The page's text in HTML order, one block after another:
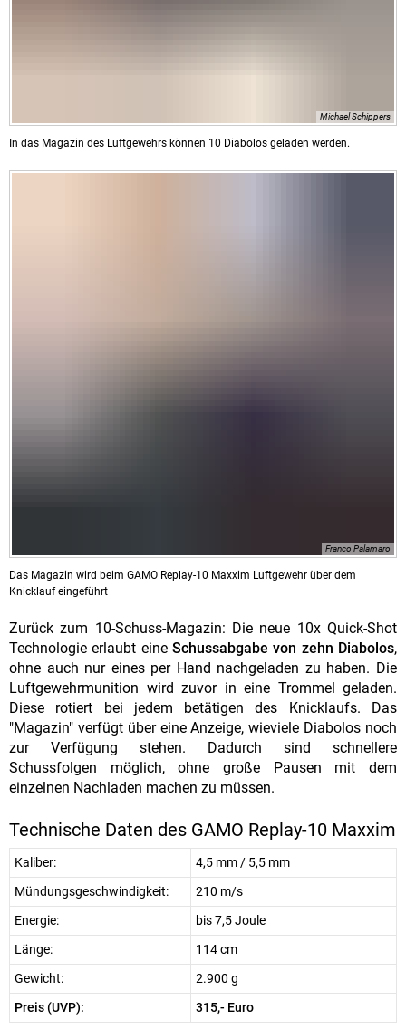
Michael Schippers
In das Magazin des Luftgewehrs können 10 Diabolos geladen werden.
Franco Palamaro
Das Magazin wird beim GAMO Replay-10 Maxxim Luftgewehr über dem
Knicklauf eingeführt
Zurück zum 10-Schuss-Magazin: Die neue 10x Quick-Shot
Technologie erlaubt eine Schussabgabe von zehn Diabolos,
ohne auch nur eines per Hand nachgeladen zu haben. Die
Luftgewehrmunition wird zuvor in eine Trommel geladen.
Diese rotiert bei jedem betätigen des Knicklaufs. Das
"Magazin" verfügt über eine Anzeige, wieviele Diabolos noch
zur Verfügung stehen. Dadurch sind schnellere
Schussfolgen möglich, ohne große Pausen mit dem
einzelnen Nachladen machen zu müssen.
Technische Daten des GAMO Replay-10 Maxxim
Kaliber:
4,5 mm / 5,5 mm
Mündungsgeschwindigkeit:
210 m/s
Energie:
bis 7,5 Joule
Länge:
114 cm
Gewicht:
2.900 g
Preis (UVP):
315,- Euro